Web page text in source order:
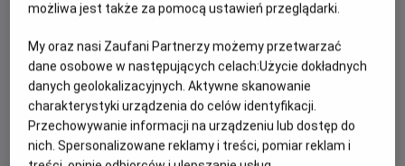
Bob Budowniczy to animowany serial dla dzieci. Jego akcja
toczy się na placu budowy. Główne postacie serialu to Bob
Budowniczy oraz jego przyjaciele: koparka, betoniarka,
buldożer, walec i dźwig. Bohaterowie: ludzie i maszyny –
darzą się wzajemnym szacunkiem udowadniając, że
współpraca i pozytywne podejście pozwalają rozwiązać
każdy problem.
możliwa jest także za pomocą ustawień przeglądarki.
My oraz nasi Zaufani Partnerzy możemy przetwarzać
dane osobowe w następujących celach:Użycie dokładnych
danych geolokalizacyjnych. Aktywne skanowanie
charakterystyki urządzenia do celów identyfikacji.
Przechowywanie informacji na urządzeniu lub dostęp do
nich. Spersonalizowane reklamy i treści, pomiar reklam i